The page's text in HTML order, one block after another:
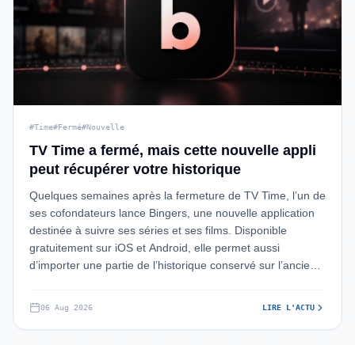
#Time#Fermé#Nouvelle
TV Time a fermé, mais cette nouvelle appli
peut récupérer votre historique
Quelques semaines après la fermeture de TV Time, l’un de
ses cofondateurs lance Bingers, une nouvelle application
destinée à suivre ses séries et ses films. Disponible
gratuitement sur iOS et Android, elle permet aussi
d’importer une partie de l’historique conservé sur l’ancien
06 Aug 2026 LIRE L'ACTU